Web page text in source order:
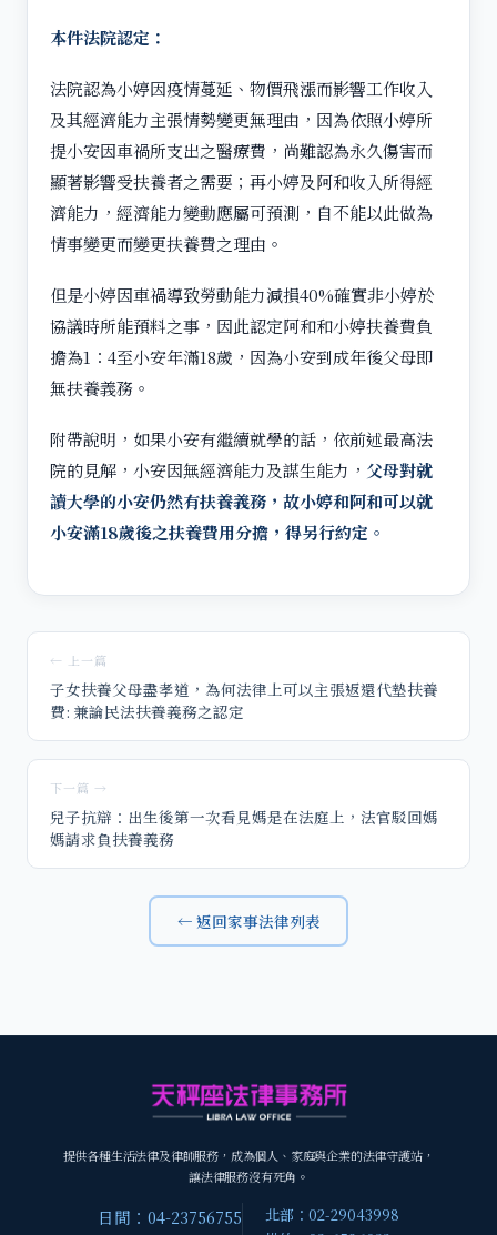
本件法院認定：
法院認為小婷因疫情蔓延、物價飛漲而影響工作收入
及其經濟能力主張情勢變更無理由，因為依照小婷所
提小安因車禍所支出之醫療費，尚難認為永久傷害而
顯著影響受扶養者之需要；再小婷及阿和收入所得經
濟能力，經濟能力變動應屬可預測，自不能以此做為
情事變更而變更扶養費之理由。
但是小婷因車禍導致勞動能力減損40%確實非小婷於
協議時所能預料之事，因此認定阿和和小婷扶養費負
擔為1：4至小安年滿18歲，因為小安到成年後父母即
無扶養義務。
附帶說明，如果小安有繼續就學的話，依前述最高法
院的見解，小安因無經濟能力及謀生能力， 父母對就
讀大學的小安仍然有扶養義務，故小婷和阿和可以就
小安滿18歲後之扶養費用分擔，得另行約定。
← 上一篇
子女扶養父母盡孝道，為何法律上可以主張返還代墊扶養
費: 兼論民法扶養義務之認定
下一篇 →
兒子抗辯：出生後第一次看見媽是在法庭上，法官駁回媽
媽請求負扶養義務
← 返回家事法律列表
提供各種生活法律及律師服務，成為個人、家庭與企業的法律守護站，
讓法律服務沒有死角。
日間：04-23756755
北部：02-29043998